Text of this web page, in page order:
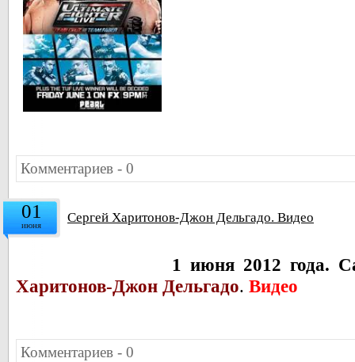
Комментариев - 0
01
июня Сергей Харитонов-Джон Дельгадо. Видео
1 июня 2012 года.
Харитонов-Джон Дельгадо. Видео
Комментариев - 0